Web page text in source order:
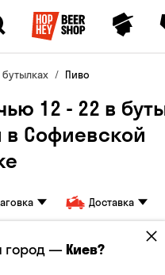
Пиво
12 - 22 в
в ​​Софиевской
Доставка
Пиво Сидр
город —Киев?